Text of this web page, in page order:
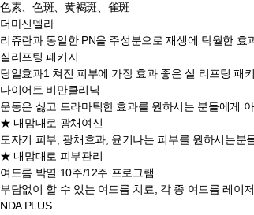
色素、色斑、黄褐斑、雀斑
더마신델라
리쥬란과 동일한 PN을 주성분으로 재생에 탁월한 효
실리프팅 패키지
당일효과1 쳐진 피부에 가장 효과 좋은 실 리프팅 패
다이어트 비만클리닉
운동은 싫고 드라마틱한 효과를 원하시는 분들에게
★ 내맘대로 광채여신
도자기 피부, 광채효과, 윤기나는 피부를 원하시는분
★ 내맘대로 피부관리
여드름 박멸 10주/12주 프로그램
부담없이 할 수 있는 여드름 치료, 각 종 여드름 레이
NDA PLUS